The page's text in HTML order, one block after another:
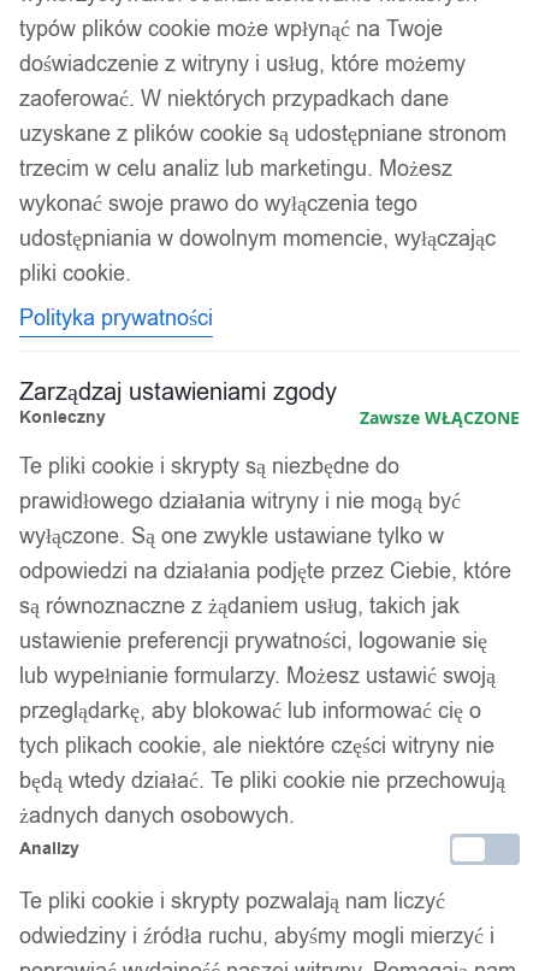
typów plików cookie może wpłynąć na Twoje
doświadczenie z witryny i usług, które możemy
zaoferować. W niektórych przypadkach dane
uzyskane z plików cookie są udostępniane stronom
trzecim w celu analiz lub marketingu. Możesz
wykonać swoje prawo do wyłączenia tego
udostępniania w dowolnym momencie, wyłączając
pliki cookie.
Polityka prywatności
Zarządzaj ustawieniami zgody
Konieczny Zawsze WŁĄCZONE
Te pliki cookie i skrypty są niezbędne do
prawidłowego działania witryny i nie mogą być
wyłączone. Są one zwykle ustawiane tylko w
odpowiedzi na działania podjęte przez Ciebie, które
są równoznaczne z żądaniem usług, takich jak
ustawienie preferencji prywatności, logowanie się
lub wypełnianie formularzy. Możesz ustawić swoją
przeglądarkę, aby blokować lub informować cię o
tych plikach cookie, ale niektóre części witryny nie
będą wtedy działać. Te pliki cookie nie przechowują
żadnych danych osobowych.
Analizy
Te pliki cookie i skrypty pozwalają nam liczyć
odwiedziny i źródła ruchu, abyśmy mogli mierzyć i